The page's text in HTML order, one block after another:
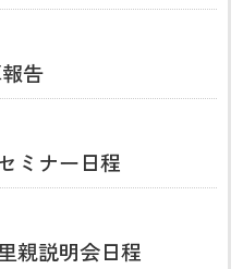
告
ミナー日程
親説明会日程